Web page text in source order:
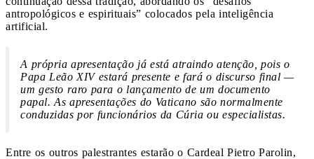
antropológicos e espirituais” colocados pela inteligência
artificial.
A própria apresentação já está atraindo atenção, pois o
Papa Leão XIV estará presente e fará o discurso final —
um gesto raro para o lançamento de um documento
papal. As apresentações do Vaticano são normalmente
conduzidas por funcionários da Cúria ou especialistas.
Entre os outros palestrantes estarão o Cardeal Pietro Parolin,